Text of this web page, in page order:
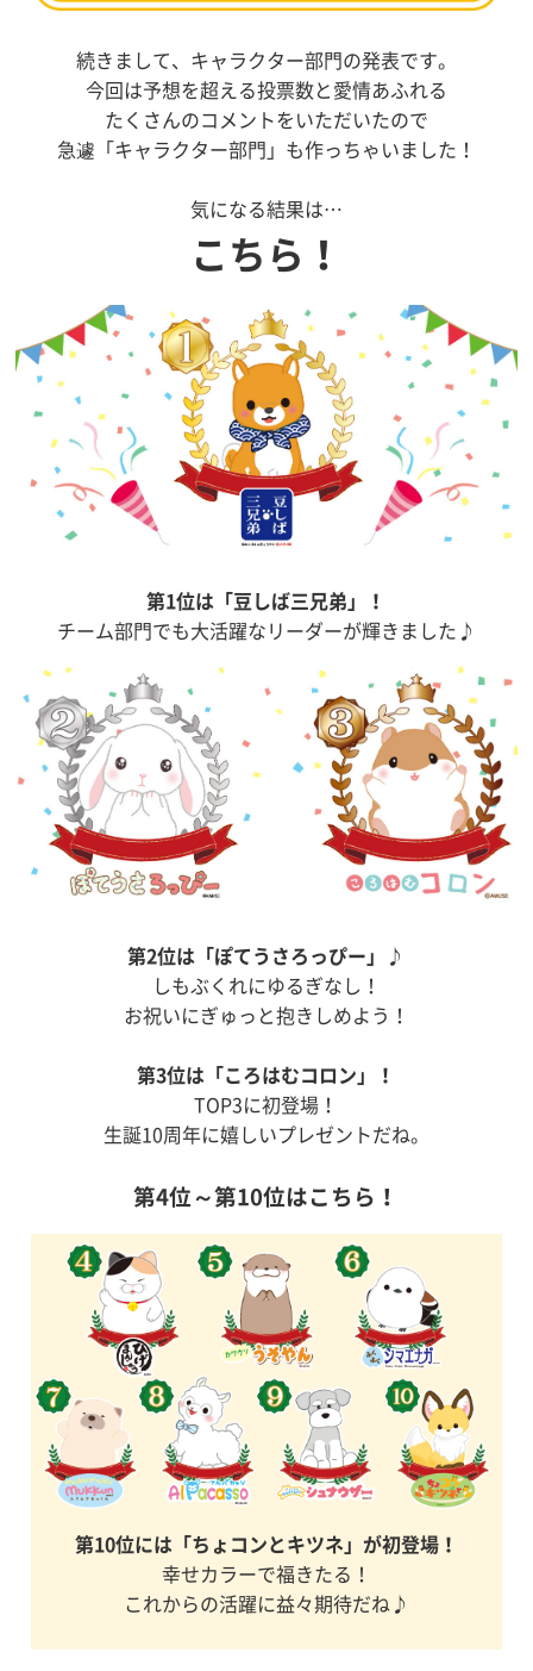
続きまして、キャラクター部門の発表です。
今回は予想を超える投票数と愛情あふれる
たくさんのコメントをいただいたので
急遽「キャラクター部門」も作っちゃいました！
気になる結果は…
こちら！
第1位は「豆しば三兄弟」！
チーム部門でも大活躍なリーダーが輝きました♪
第2位は「ぽてうさろっぴー」♪
しもぶくれにゆるぎなし！
お祝いにぎゅっと抱きしめよう！
第3位は「ころはむコロン」！
TOP3に初登場！
生誕10周年に嬉しいプレゼントだね。
第4位～第10位はこちら！
第10位には「ちょコンとキツネ」が初登場！
幸せカラーで福きたる！
これからの活躍に益々期待だね♪